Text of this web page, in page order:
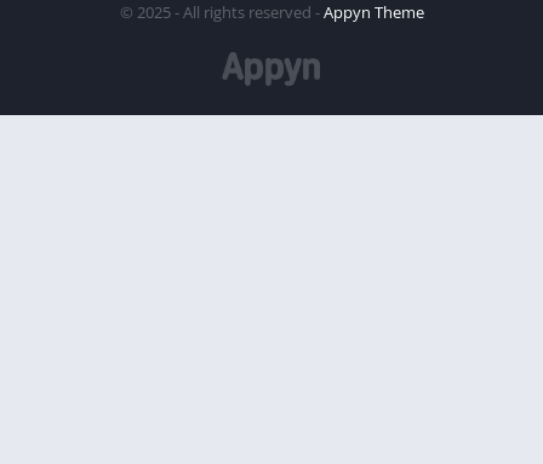
© 2025 - All rights reserved -Appyn Theme